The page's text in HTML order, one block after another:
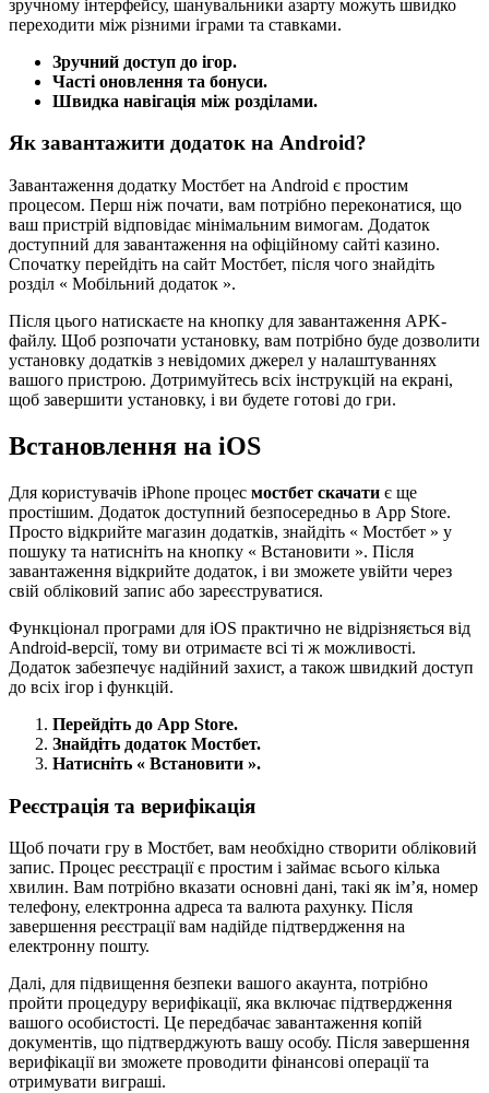
зручному інтерфейсу, шанувальники азарту можуть швидко
переходити між різними іграми та ставками.
Зручний доступ до ігор.
Часті оновлення та бонуси.
Швидка навігація між розділами.
Як завантажити додаток на Android?
Завантаження додатку Мостбет на Android є простим
процесом. Перш ніж почати, вам потрібно переконатися, що
ваш пристрій відповідає мінімальним вимогам. Додаток
доступний для завантаження на офіційному сайті казино.
Спочатку перейдіть на сайт Мостбет, після чого знайдіть
розділ « Мобільний додаток ».
Після цього натискаєте на кнопку для завантаження APK-
файлу. Щоб розпочати установку, вам потрібно буде дозволити
установку додатків з невідомих джерел у налаштуваннях
вашого пристрою. Дотримуйтесь всіх інструкцій на екрані,
щоб завершити установку, і ви будете готові до гри.
Встановлення на iOS
Для користувачів iPhone процес мостбет скачати є ще
простішим. Додаток доступний безпосередньо в App Store.
Просто відкрийте магазин додатків, знайдіть « Мостбет » у
пошуку та натисніть на кнопку « Встановити ». Після
завантаження відкрийте додаток, і ви зможете увійти через
свій обліковий запис або зареєструватися.
Функціонал програми для iOS практично не відрізняється від
Android-версії, тому ви отримаєте всі ті ж можливості.
Додаток забезпечує надійний захист, а також швидкий доступ
до всіх ігор і функцій.
Перейдіть до App Store.
Знайдіть додаток Мостбет.
Натисніть « Встановити ».
Реєстрація та верифікація
Щоб почати гру в Мостбет, вам необхідно створити обліковий
запис. Процес реєстрації є простим і займає всього кілька
хвилин. Вам потрібно вказати основні дані, такі як ім’я, номер
телефону, електронна адреса та валюта рахунку. Після
завершення реєстрації вам надійде підтвердження на
електронну пошту.
Далі, для підвищення безпеки вашого акаунта, потрібно
пройти процедуру верифікації, яка включає підтвердження
вашого особистості. Це передбачає завантаження копій
документів, що підтверджують вашу особу. Після завершення
верифікації ви зможете проводити фінансові операції та
отримувати виграші.